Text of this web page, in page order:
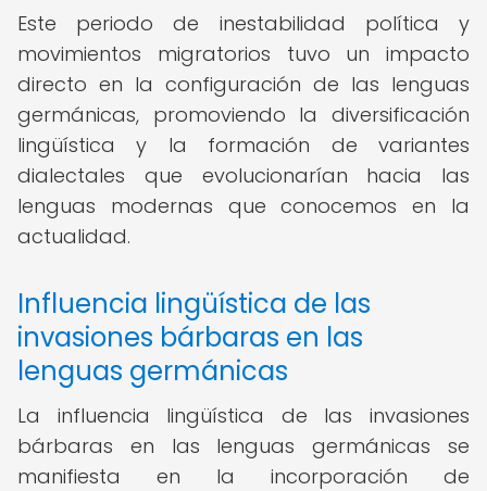
Este periodo de inestabilidad política y
movimientos migratorios tuvo un impacto
directo en la configuración de las lenguas
germánicas, promoviendo la diversificación
lingüística y la formación de variantes
dialectales que evolucionarían hacia las
lenguas modernas que conocemos en la
actualidad.
Influencia lingüística de las
invasiones bárbaras en las
lenguas germánicas
La influencia lingüística de las invasiones
bárbaras en las lenguas germánicas se
manifiesta en la incorporación de